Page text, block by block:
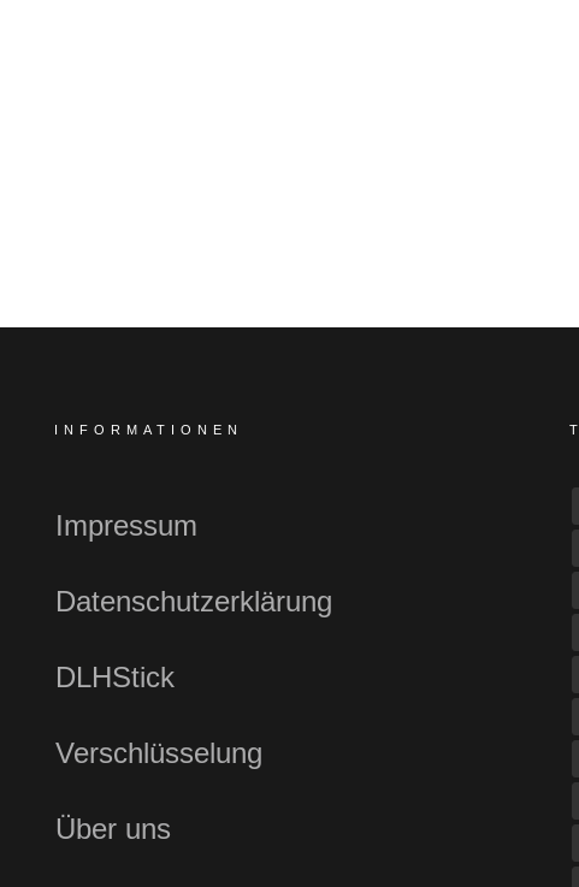
INFORMATIONEN
Impressum
Datenschutzerklärung
DLHStick
Verschlüsselung
Über uns